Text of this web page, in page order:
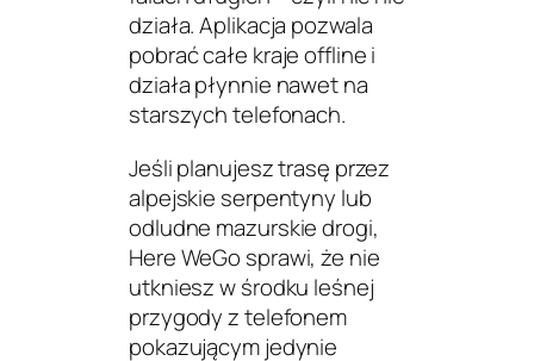
działa. Aplikacja pozwala
pobrać całe kraje offline i
działa płynnie nawet na
starszych telefonach.
Jeśli planujesz trasę przez
alpejskie serpentyny lub
odludne mazurskie drogi,
Here WeGo sprawi, że nie
utkniesz w środku leśnej
przygody z telefonem
pokazującym jedynie